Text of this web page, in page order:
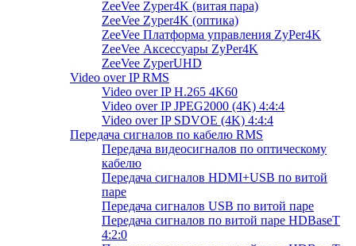
ZeeVee Zyper4K (витая пара)
ZeeVee Zyper4K (оптика)
ZeeVee Платформа управления ZyPer4K
ZeeVee Аксессуары ZyPer4K
ZeeVee ZyperUHD
Video over IP RMS
Video over IP H.265 4K60
Video over IP JPEG2000 (4K) 4:4:4
Video over IP SDVOE (4K) 4:4:4
Передача сигналов по кабелю RMS
Передача видеосигналов по оптическому
кабелю
Передача сигналов HDMI+USB по витой
паре
Передача сигналов USB по витой паре
Передача сигналов по витой паре HDBaseT
4:2:0